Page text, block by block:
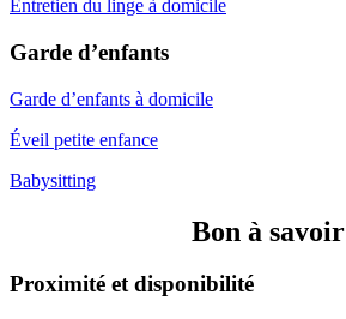
Entretien du linge à domicile
Garde d’enfants
Garde d’enfants à domicile
Éveil petite enfance
Babysitting
Bon à savoir
Proximité et disponibilité